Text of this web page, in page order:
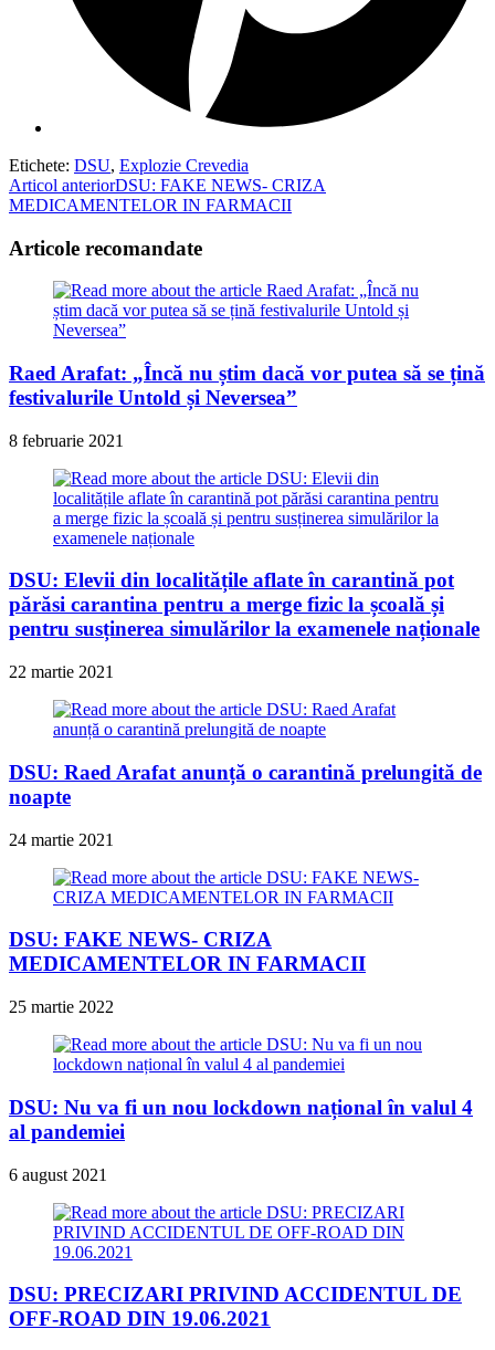
Etichete: DSU, Explozie Crevedia
Read
more
articles
Articol anteriorDSU: FAKE NEWS- CRIZA
MEDICAMENTELOR IN FARMACII
Articole recomandate
Raed Arafat: „Încă nu știm dacă vor putea să se țină
festivalurile Untold și Neversea”
8 februarie 2021
DSU: Elevii din localitățile aflate în carantină pot
părăsi carantina pentru a merge fizic la școală și
pentru susținerea simulărilor la examenele naționale
22 martie 2021
DSU: Raed Arafat anunță o carantină prelungită de
noapte
24 martie 2021
DSU: FAKE NEWS- CRIZA
MEDICAMENTELOR IN FARMACII
25 martie 2022
DSU: Nu va fi un nou lockdown național în valul 4
al pandemiei
6 august 2021
DSU: PRECIZARI PRIVIND ACCIDENTUL DE
OFF-ROAD DIN 19.06.2021